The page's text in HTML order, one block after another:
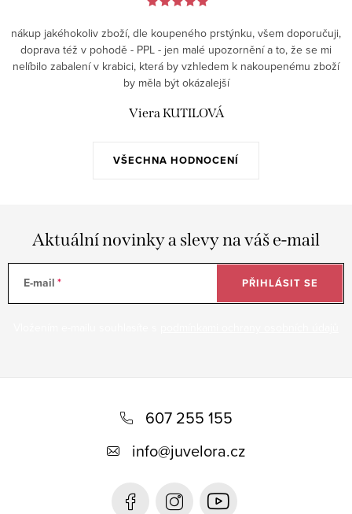
VŠECHNA HODNOCENÍ
nákup jakéhokoliv zboží, dle koupeného prstýnku, všem doporučuji,
doprava též v pohodě - PPL - jen malé upozornění a to, že se mi
nelíbilo zabalení v krabici, která by vzhledem k nakoupenému zboží
by měla být okázalejší
Viera KUTILOVÁ
Aktuální novinky a slevy na váš e-mail
E-mail PŘIHLÁSIT SE
607 255 155
info@juvelora.cz